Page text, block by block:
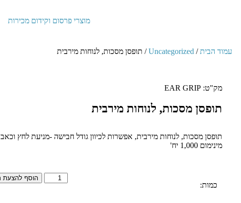
מוצרי פרסום וקידום מכירות
עמוד הבית/
Uncategorized/ תופסן מסכות, לנוחות מירבית
מק"ט: EAR GRIP
תופסן מסכות, לנוחות מירבית
תופסן מסכות, לנוחות מירבית, אפשרות לכיוון גודל חבישה -מניעת לחץ
מינימום 1,000 יח'
כמות:
הוסף להצעת